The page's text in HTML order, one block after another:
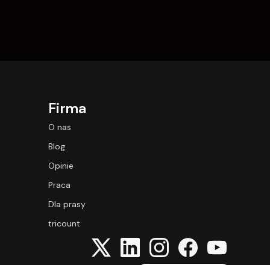
Firma
O nas
Blog
Opinie
Praca
Dla prasy
tricount